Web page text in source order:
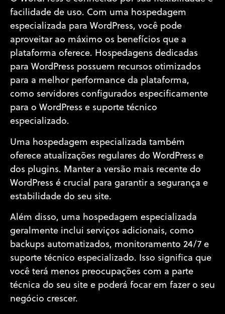
facilidade de uso. Com uma hospedagem
especializada para WordPress, você pode
aproveitar ao máximo os benefícios que a
plataforma oferece. Hospedagens dedicadas
para WordPress possuem recursos otimizados
para a melhor performance da plataforma,
como servidores configurados especificamente
para o WordPress e suporte técnico
especializado.
Uma hospedagem especializada também
oferece atualizações regulares do WordPress e
dos plugins. Manter a versão mais recente do
WordPress é crucial para garantir a segurança e
estabilidade do seu site.
Além disso, uma hospedagem especializada
geralmente inclui serviços adicionais, como
backups automatizados, monitoramento 24/7 e
suporte técnico especializado. Isso significa que
você terá menos preocupações com a parte
técnica do seu site e poderá focar em fazer o seu
negócio crescer.